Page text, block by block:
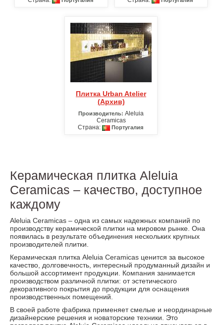
Плитка Urban Atelier
(Архив)
Производитель: Aleluia
Ceramicas
Страна:
Португалия
Керамическая плитка Aleluia
Ceramicas – качество, доступное
каждому
Aleluia Ceramicas – одна из самых надежных компаний по
производству керамической плитки на мировом рынке. Она
появилась в результате объединения нескольких крупных
производителей плитки.
Керамическая плитка Aleluia Ceramicas ценится за высокое
качество, долговечность, интересный продуманный дизайн и
большой ассортимент продукции. Компания занимается
производством различной плитки: от эстетического
декоративного покрытия до продукции для оснащения
производственных помещений.
В своей работе фабрика применяет смелые и неординарные
дизайнерские решения и новаторские техники. Это